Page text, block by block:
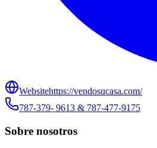
Websitehttps://vendosucasa.com/
787-379- 9613 & 787-477-9175
Sobre nosotros